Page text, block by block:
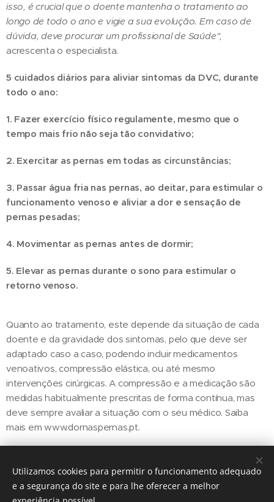
isso, é crucial que o doente mantenha o tratamento ao
longo de todo o ano e vigie a sua evolução. Em caso de
dúvida, deve procurar um profissional de Saúde",
acrescenta o especialista.
5 cuidados diários para aliviar sintomas da DVC, durante
todo o ano:
1. Fazer exercício físico regulamente, mesmo que o
tempo mais frio não seja tão convidativo;
2. Exercitar as pernas em todas as circunstâncias;
3. Passar água fria nas pernas, ao deitar, para estimular o
funcionamento venoso e aliviar a dor e sensação de
pernas pesadas;
4. Movimentar as pernas antes de dormir;
5. Elevar as pernas durante o sono para estimular o
retorno venoso.
Quanto ao tratamento, este depende da situação de cada
doente e da gravidade dos sintomas, pelo que deve ser
adaptado caso a caso, podendo incluir medicamentos
venoativos, compressão elástica, ou até mesmo
intervenções cirúrgicas. A compressão e a medicação são
medidas habitualmente prescritas de forma contínua, mas
deve sempre avaliar a situação com o seu médico. Saiba
mais em www.dornaspernas.pt.
Share
Utilizamos cookies para permitir o funcionamento adequado
e a segurança do site e para lhe oferecer a melhor